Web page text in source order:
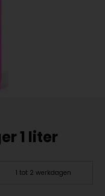
1 liter
1 tot 2 werkdagen